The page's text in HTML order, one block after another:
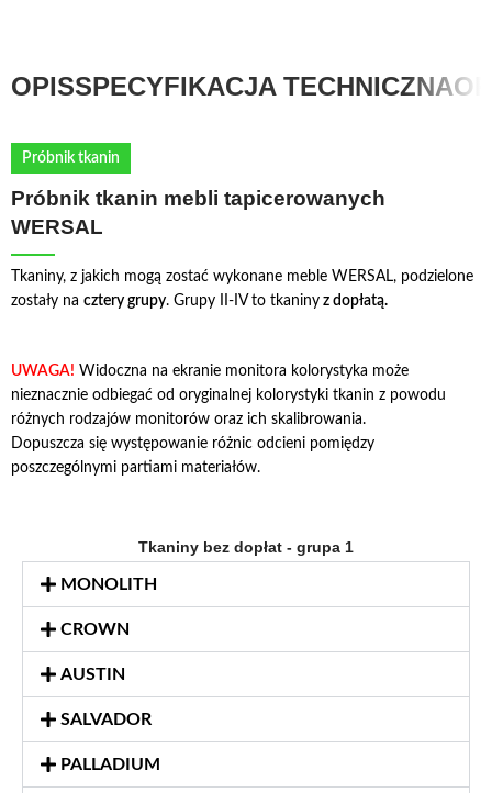
OPISSPECYFIKACJA TECHNICZNA
Próbnik tkanin
Próbnik tkanin mebli tapicerowanych
WERSAL
Tkaniny, z jakich mogą zostać wykonane meble WERSAL, podzielone
zostały na cztery grupy. Grupy II-IV to tkaniny z dopłatą.
UWAGA! Widoczna na ekranie monitora kolorystyka może
nieznacznie odbiegać od oryginalnej kolorystyki tkanin z powodu
różnych rodzajów monitorów oraz ich skalibrowania.
Dopuszcza się występowanie różnic odcieni pomiędzy
poszczególnymi partiami materiałów.
Tkaniny bez dopłat - grupa 1
MONOLITH
CROWN
AUSTIN
SALVADOR
PALLADIUM